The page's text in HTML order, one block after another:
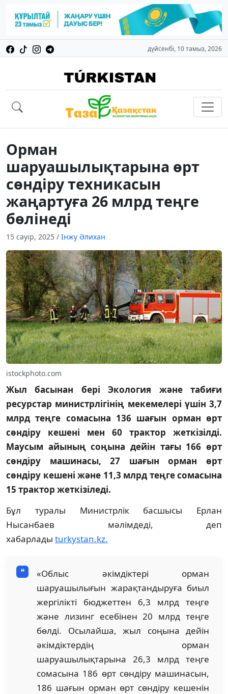
дүйсенбі, 10 тамыз, 2026
Орман
шаруашылықтарына өрт
сөндіру техникасын
жаңартуға 26 млрд теңге
бөлінеді
15 сәуір, 2025 / Інжу Әлихан
istockphoto.com
Жыл басынан бері Экология және табиғи
ресурстар министрлігінің мекемелері үшін 3,7
млрд теңге сомасына 136 шағын орман өрт
сөндіру кешені мен 60 трактор жеткізілді.
Маусым айының соңына дейін тағы 166 өрт
сөндіру машинасы, 27 шағын орман өрт
сөндіру кешені және 11,3 млрд теңге сомасына
15 трактор жеткізіледі.
Бұл туралы Министрлік басшысы Ерлан
Нысанбаев мәлімдеді, деп
хабарлады turkystan.kz.
«Облыс әкімдіктері орман
шаруашылығын жарақтандыруға биыл
жергілікті бюджеттен 6,3 млрд теңге
және лизинг есебінен 20 млрд теңге
бөлді. Осылайша, жыл соңына дейін
әкімдіктердің орман
шаруашылықтарына 26,3 млрд теңге
сомасына 186 өрт сөндіру машинасын,
186 шағын орман өрт сөндіру кешенін